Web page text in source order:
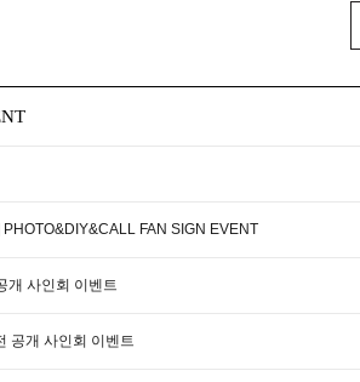
FAN SIGN EVENT
개 사인회 이벤트
공개 사인회 이벤트